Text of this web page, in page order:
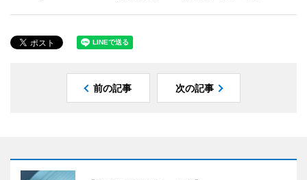
前の記事 次の記事